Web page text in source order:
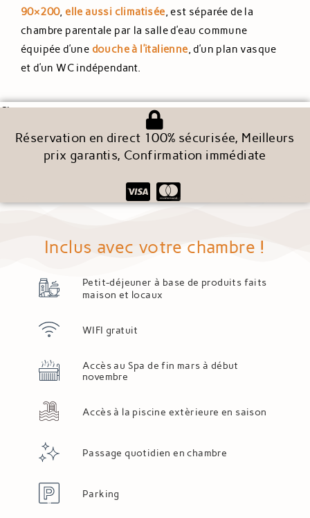
90×200,elle aussi climatisée , est séparée de la
chambre parentale par la salle d’eau commune
équipée d’une douche à l’italienne , d’un plan vasque
et d’un WC indépendant.
Chargement en cours...
Réservation en direct 100% sécurisée, Meilleurs
prix garantis, Confirmation immédiate
Inclus avec votre chambre !
Petit-déjeuner à base de produits faits
maison et locaux
WIFI gratuit
Accès au Spa de fin mars à début
novembre
Accès à la piscine extèrieure en saison
Passage quotidien en chambre
Parking